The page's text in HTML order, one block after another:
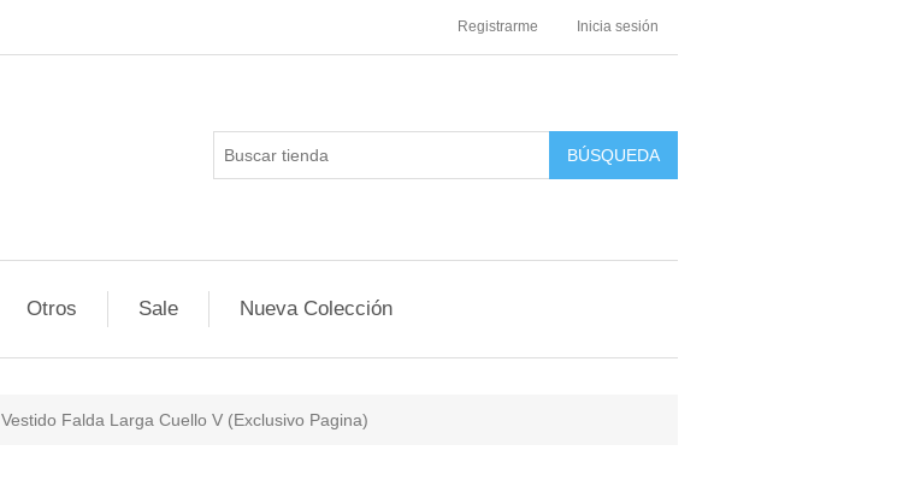
Registrarme Inicia sesión
Otros Sale Nueva Colección
Vestido Falda Larga Cuello V (Exclusivo Pagina)